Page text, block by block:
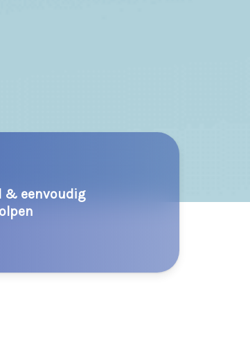
& eenvoudig